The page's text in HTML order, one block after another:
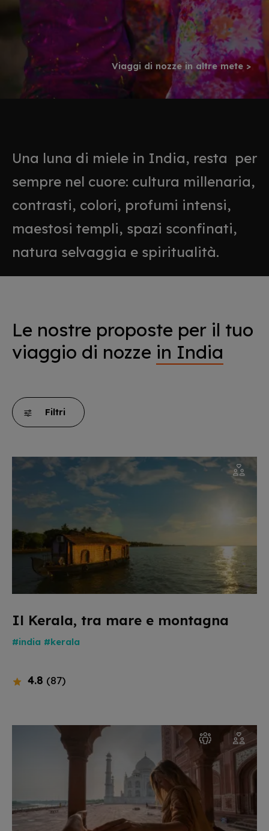
Viaggi di nozze in altre mete >
Una luna di miele in India, resta per
sempre nel cuore: cultura millenaria,
contrasti, colori, profumi intensi,
maestosi templi, spazi sconfinati,
natura selvaggia e spiritualità.
Le nostre proposte per il tuo
viaggio di nozze in India
Filtri
Il Kerala, tra mare e montagna
#india #kerala
4.8 (87)